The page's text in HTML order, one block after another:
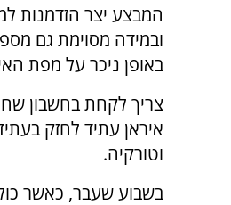
המבצע יצר הזדמנות
ובמידה מסוימת גם
באופן ניכר על מפת
צריך לקחת בחשבון
איראן עתיד לחזק
וטורקיה.
בשבוע שעבר, כאשר